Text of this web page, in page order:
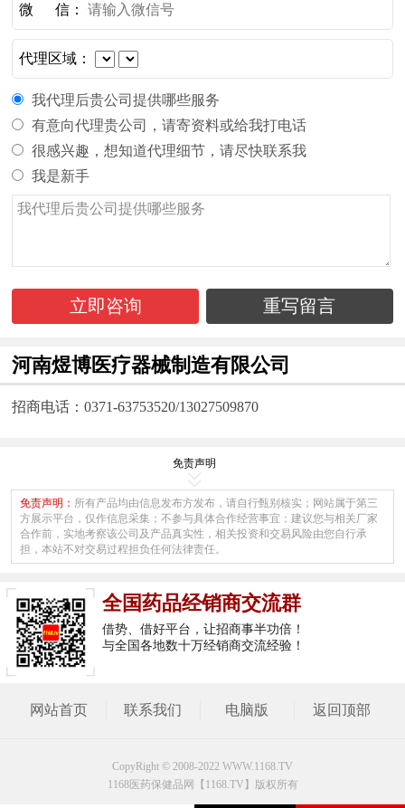
微 信：
代理区域：
我代理后贵公司提供哪些服务
有意向代理贵公司，请寄资料或给我打电话
很感兴趣，想知道代理细节，请尽快联系我
我是新手
立即咨询 重写留言
河南煜博医疗器械制造有限公司
招商电话：0371-63753520/13027509870
免责声明
免责声明： 所有产品均由信息发布方发布，请自行甄别核实；网站属于第三
方展示平台，仅作信息采集；不参与具体合作经营事宜；建议您与相关厂家
合作前，实地考察该公司及产品真实性，相关投资和交易风险由您自行承
担，本站不对交易过程担负任何法律责任。
全国药品经销商交流群
借势、借好平台，让招商事半功倍！
与全国各地数十万经销商交流经验！
网站首页 联系我们 电脑版 返回顶部
CopyRight © 2008-2022 WWW.1168.TV
1168医药保健品网【1168.TV】版权所有